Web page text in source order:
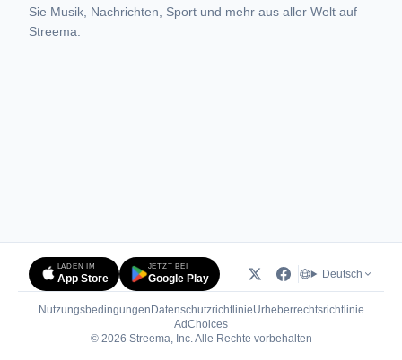
Sie Musik, Nachrichten, Sport und mehr aus aller Welt auf
Streema.
LADEN IM
App Store
JETZT BEI
Google Play Deutsch
Nutzungsbedingungen DatenschutzrichtlinieUrheberrechtsrichtlinie
AdChoices(öffnet in neuem Tab)
© 2026 Streema, Inc. Alle Rechte vorbehalten